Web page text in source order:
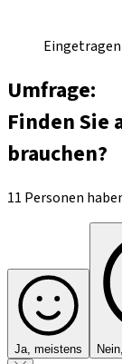
Eingetragen
Umfrage:
Finden Sie
brauchen?
11 Personen
Ja, meistens